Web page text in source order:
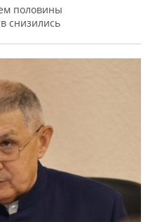
половины
снизились